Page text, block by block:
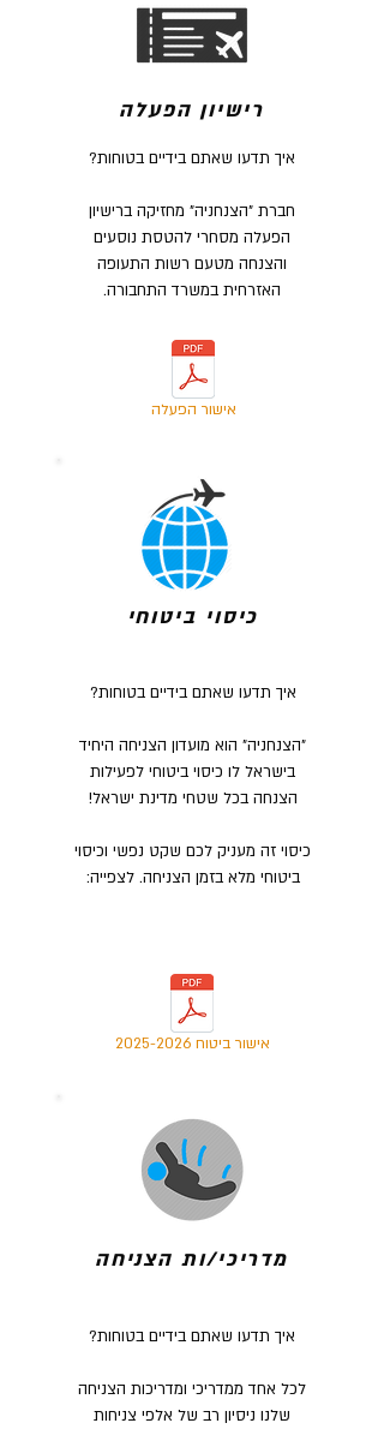
רישיון הפעלה
איך תדעו שאתם בידיים בטוחות?
חברת "הצנחניה" מחזיקה ברישיון
הפעלה מסחרי להטסת נוסעים
והצנחה מטעם רשות התעופה
האזרחית במשרד התחבורה.
אישור הפעלה
כיסוי ביטוחי
איך תדעו שאתם בידיים בטוחות?
"הצנחניה" הוא מועדון הצניחה היחיד
בישראל לו כיסוי ביטוחי לפעילות
הצנחה בכל שטחי מדינת ישראל!
כיסוי זה מעניק לכם שקט נפשי וכיסוי
ביטוחי מלא בזמן הצניחה. לצפייה:
אישור ביטוח 2025-2026
מדריכי/ות הצניחה
איך תדעו שאתם בידיים בטוחות?
לכל אחד ממדריכי ומדריכות הצניחה
שלנו ניסיון רב של אלפי צניחות